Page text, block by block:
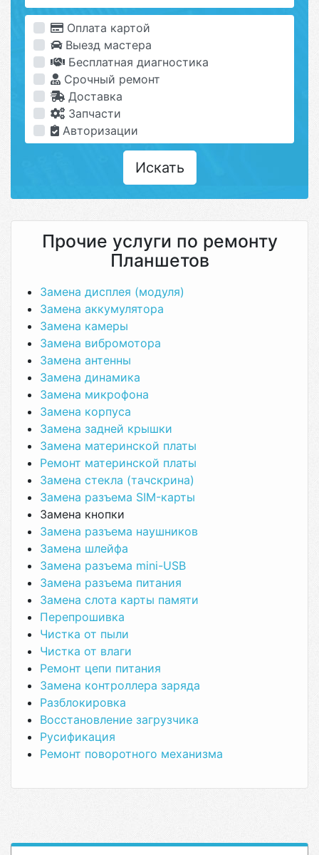
Оплата картой
Выезд мастера
Бесплатная диагностика
Срочный ремонт
Доставка
Запчасти
Авторизации
Искать
Прочие услуги по ремонту
Планшетов
Замена дисплея (модуля)
Замена аккумулятора
Замена камеры
Замена вибромотора
Замена антенны
Замена динамика
Замена микрофона
Замена корпуса
Замена задней крышки
Замена материнской платы
Ремонт материнской платы
Замена стекла (тачскрина)
Замена разъема SIM-карты
Замена кнопки
Замена разъема наушников
Замена шлейфа
Замена разъема mini-USB
Замена разъема питания
Замена слота карты памяти
Перепрошивка
Чистка от пыли
Чистка от влаги
Ремонт цепи питания
Замена контроллера заряда
Разблокировка
Восстановление загрузчика
Русификация
Ремонт поворотного механизма